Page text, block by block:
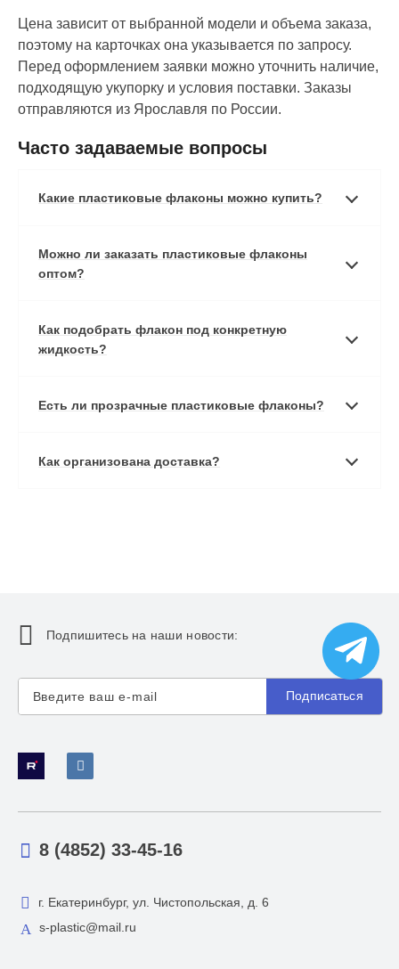
Цена зависит от выбранной модели и объема заказа,
поэтому на карточках она указывается по запросу.
Перед оформлением заявки можно уточнить наличие,
подходящую укупорку и условия поставки. Заказы
отправляются из Ярославля по России.
Часто задаваемые вопросы
Какие пластиковые флаконы можно купить?
Можно ли заказать пластиковые флаконы
оптом?
Как подобрать флакон под конкретную
жидкость?
Есть ли прозрачные пластиковые флаконы?
Как организована доставка?
Подпишитесь на наши новости:
Подписаться
8 (4852) 33-45-16
г. Екатеринбург, ул. Чистопольская, д. 6
s-plastic@mail.ru